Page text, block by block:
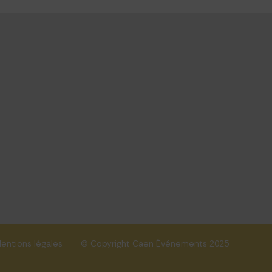
légales © Copyright Caen Événements 2025